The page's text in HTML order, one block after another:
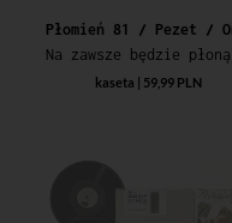
kaseta | 59,99 PLN